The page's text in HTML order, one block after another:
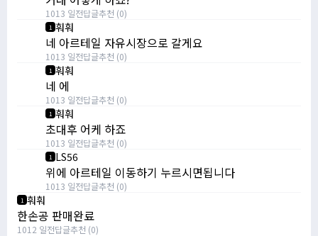
1013 일전답글추천 (0)
1 훠훠
네 아르테일 자유시장으로 갈게요
1013 일전답글추천 (0)
1 훠훠
네 에
1013 일전답글추천 (0)
1 훠훠
초대후 어케 하죠
1013 일전답글추천 (0)
1 LS56
위에 아르테일 이동하기 누르시면됩니다
1013 일전답글추천 (0)
1 훠훠
한손공 판매완료
1012 일전답글추천 (0)